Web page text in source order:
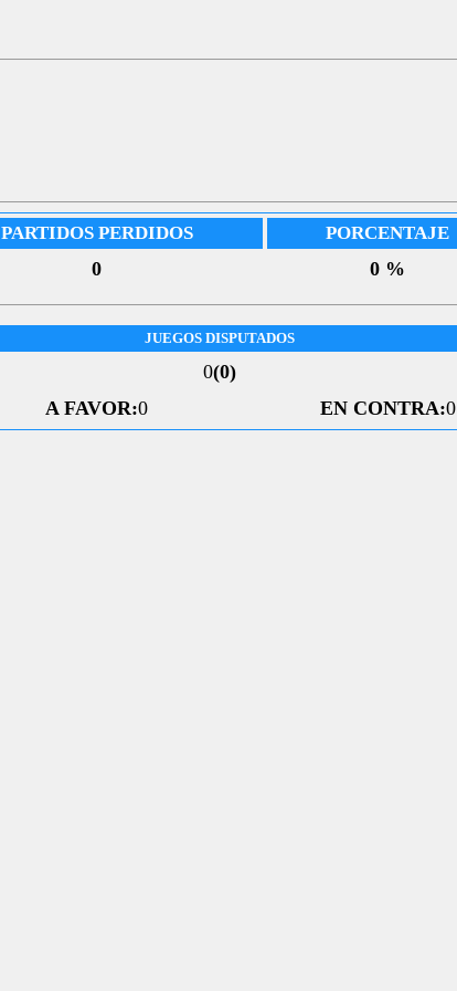
PARTIDOS PERDIDOS PORCENTAJE
0 0 %
JUEGOS DISPUTADOS
0(0)
A FAVOR:0 EN CONTRA:0